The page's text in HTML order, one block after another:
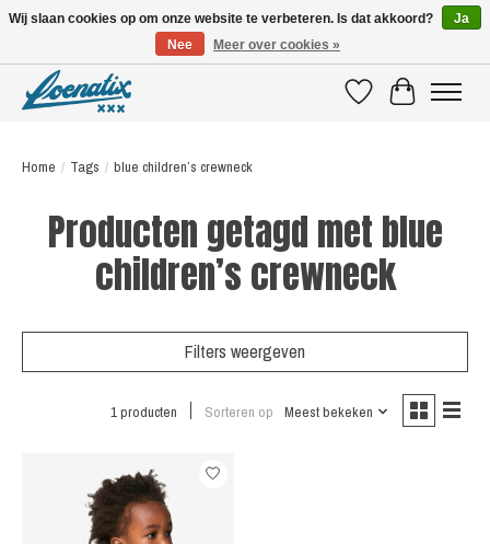
VerlanglijstWinkelwagen
Home / Tags / blue children’s crewneck
Producten getagd met blue
children’s crewneck
Filters weergeven
1 producten Sorteren op Meest bekeken
Wij slaan cookies op om onze website te verbeteren. Is dat akkoord?
Ja
Nee
Meer over cookies »